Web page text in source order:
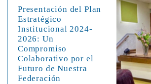
Presentación del Plan
Estratégico
Institucional 2024-
2026: Un
Compromiso
Colaborativo por el
Futuro de Nuestra
Federación